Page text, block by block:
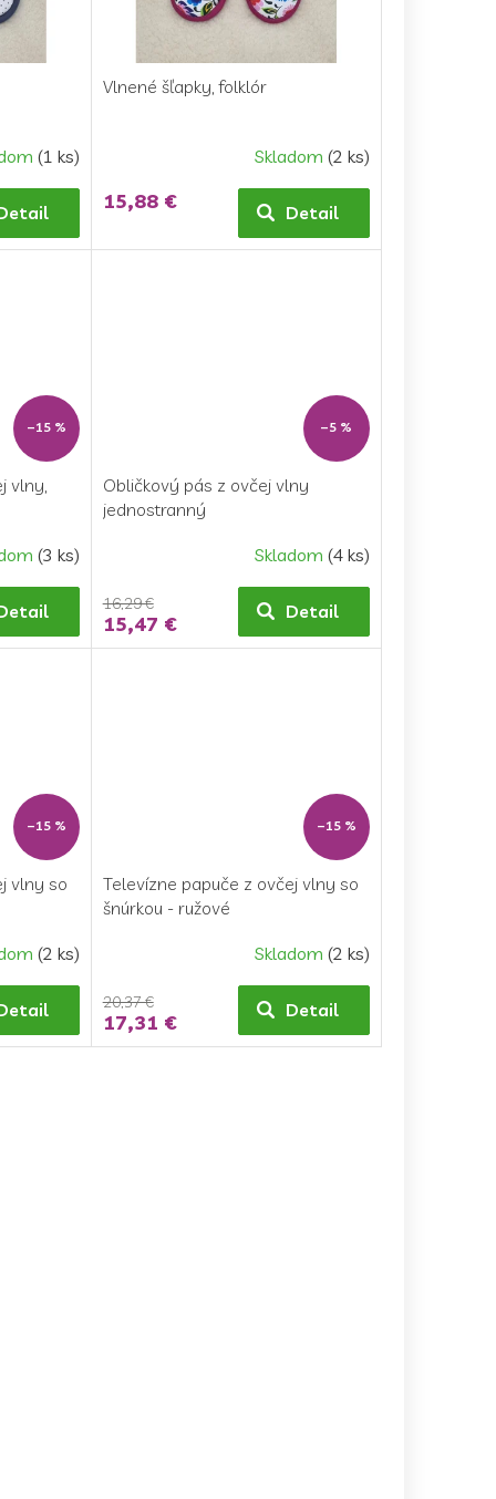
(1 ks)
Vlnené šľapky, folklór
Skladom (2 ks)
15,88 € Detail
–15 %
vlny,
(3 ks)
–5 %
Obličkový pás z ovčej vlny
jednostranný
Skladom (4 ks)
16,29 €
15,47 € Detail
–15 %
vlny so
(2 ks)
–15 %
Televízne papuče z ovčej vlny so
šnúrkou - ružové
Skladom (2 ks)
20,37 €
17,31 € Detail